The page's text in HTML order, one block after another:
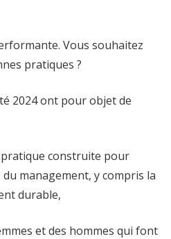
Vous souhaitez
pratiques ?
2024 ont pour objet de
pratique construite pour
management, y compris la
durable,
et des hommes qui font